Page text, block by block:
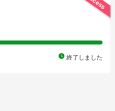
watch_later 終了しました